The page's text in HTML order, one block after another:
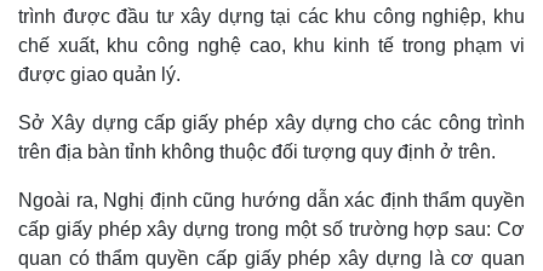
Pháp luật
Tin nóng
Tư vấn luật
Việt Nam
Phân tích
trình được đầu tư xây dựng tại các khu công nghiệp, khu
chế xuất, khu công nghệ cao, khu kinh tế trong phạm vi
được giao quản lý.
Sở Xây dựng cấp giấy phép xây dựng cho các công trình
trên địa bàn tỉnh không thuộc đối tượng quy định ở trên.
Ngoài ra, Nghị định cũng hướng dẫn xác định thẩm quyền
cấp giấy phép xây dựng trong một số trường hợp sau: Cơ
quan có thẩm quyền cấp giấy phép xây dựng là cơ quan